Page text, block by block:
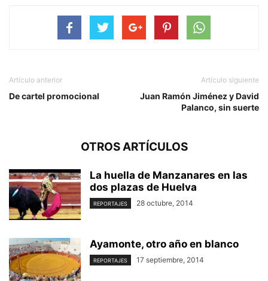
Artículo anterior
De cartel promocional
Artículo siguiente
Juan Ramón Jiménez y David
Palanco, sin suerte
OTROS ARTÍCULOS
La huella de Manzanares en las
dos plazas de Huelva
REPORTAJES 28 octubre, 2014
Ayamonte, otro año en blanco
REPORTAJES 17 septiembre, 2014